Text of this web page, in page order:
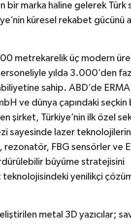
bir marka haline gelerek Türk
küresel rekabet gücünü
metrekarelik üç modern
yılda 3.000’den
sahip. ABD’de
ve dünya çapındaki seçkin
şirket, Türkiye’nin ilk özel
sayesinde lazer
rezonatör, FBG sensörler ve
büyüme stratejisini
yenilikçi
metal 3D yazıcılar;